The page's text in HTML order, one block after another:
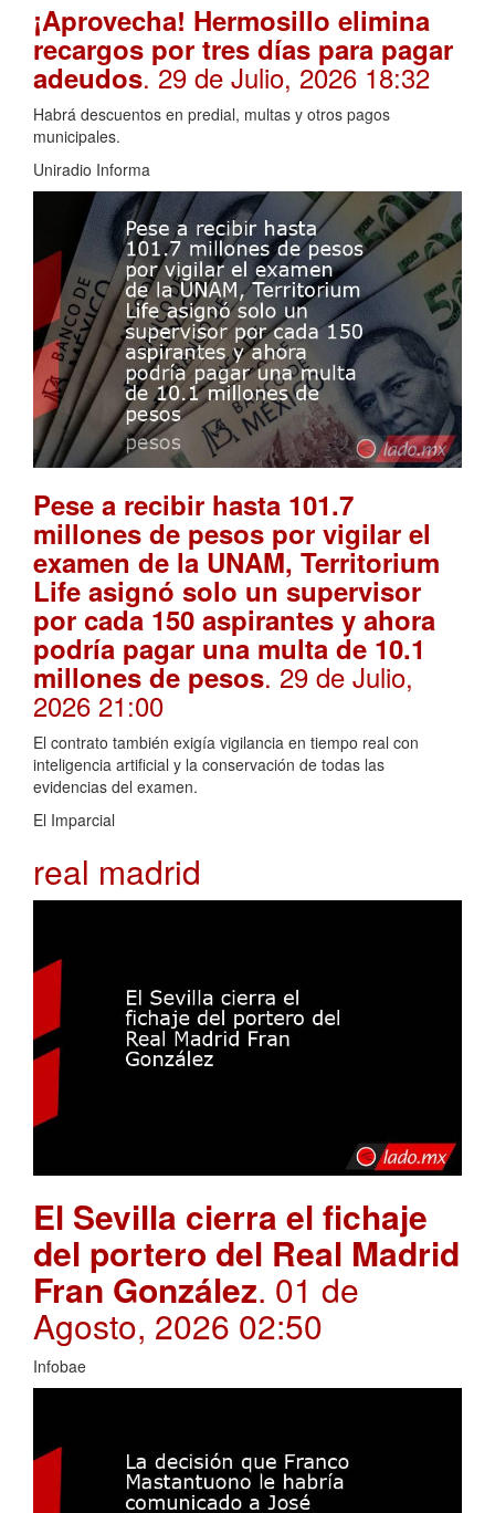
¡Aprovecha! Hermosillo elimina
recargos por tres días para pagar
adeudos. 29 de Julio, 2026 18:32
Habrá descuentos en predial, multas y otros pagos
municipales.
Uniradio Informa
Pese a recibir hasta 101.7
millones de pesos por vigilar el
examen de la UNAM, Territorium
Life asignó solo un supervisor
por cada 150 aspirantes y ahora
podría pagar una multa de 10.1
millones de pesos. 29 de Julio,
2026 21:00
El contrato también exigía vigilancia en tiempo real con
inteligencia artificial y la conservación de todas las
evidencias del examen.
El Imparcial
real madrid
El Sevilla cierra el fichaje
del portero del Real Madrid
Fran González. 01 de
Agosto, 2026 02:50
Infobae